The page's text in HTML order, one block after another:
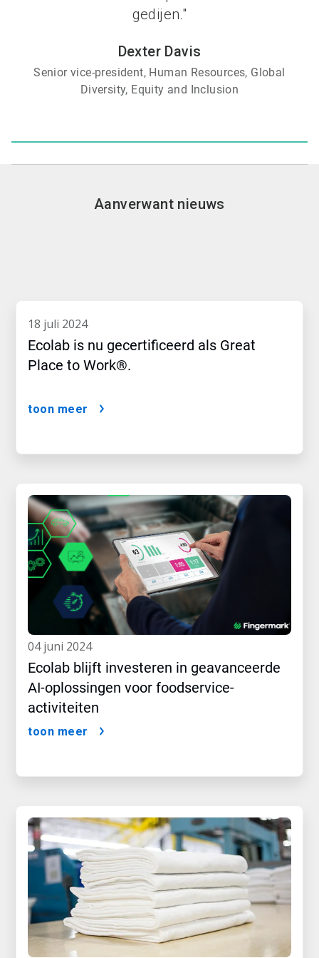
gedijen."
Dexter Davis
Senior vice-president, Human Resources, Global
Diversity, Equity and Inclusion
Aanverwant nieuws
18 juli 2024
Ecolab is nu gecertificeerd als Great
Place to Work®.
toon meer
04 juni 2024
Ecolab blijft investeren in geavanceerde
AI-oplossingen voor foodservice-
activiteiten
toon meer